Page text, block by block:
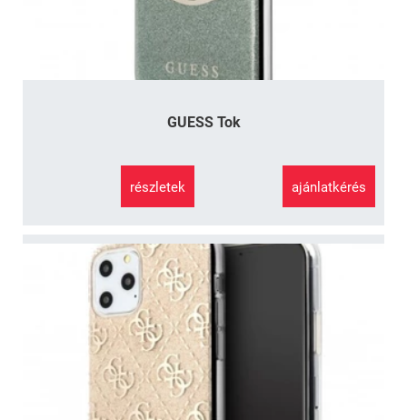
GUESS Tok
részletek ajánlatkérés